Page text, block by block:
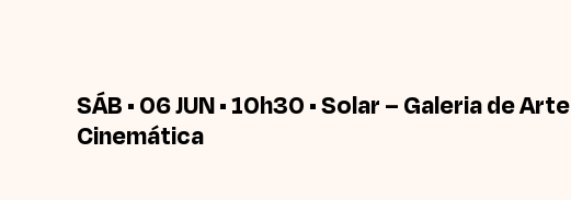
SÁB • 06 JUN • 10h30 • Solar – Galeria de Arte
Cinemática